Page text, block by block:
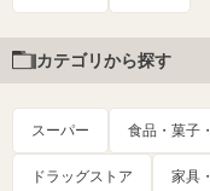
カテゴリから探す
スーパー 食品・菓子
ドラッグストア 家具